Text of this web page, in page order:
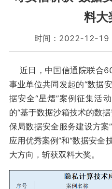
料大
时间：2022-12-19
近日，中国信通院联合
事业单位共同发起的“数据
据安全“星熠”案例征集活
的“基于数据沙箱技术的数
保局数据安全服务建设方案
应用优秀案例”和“数据安全
大方向，斩获双料大奖。